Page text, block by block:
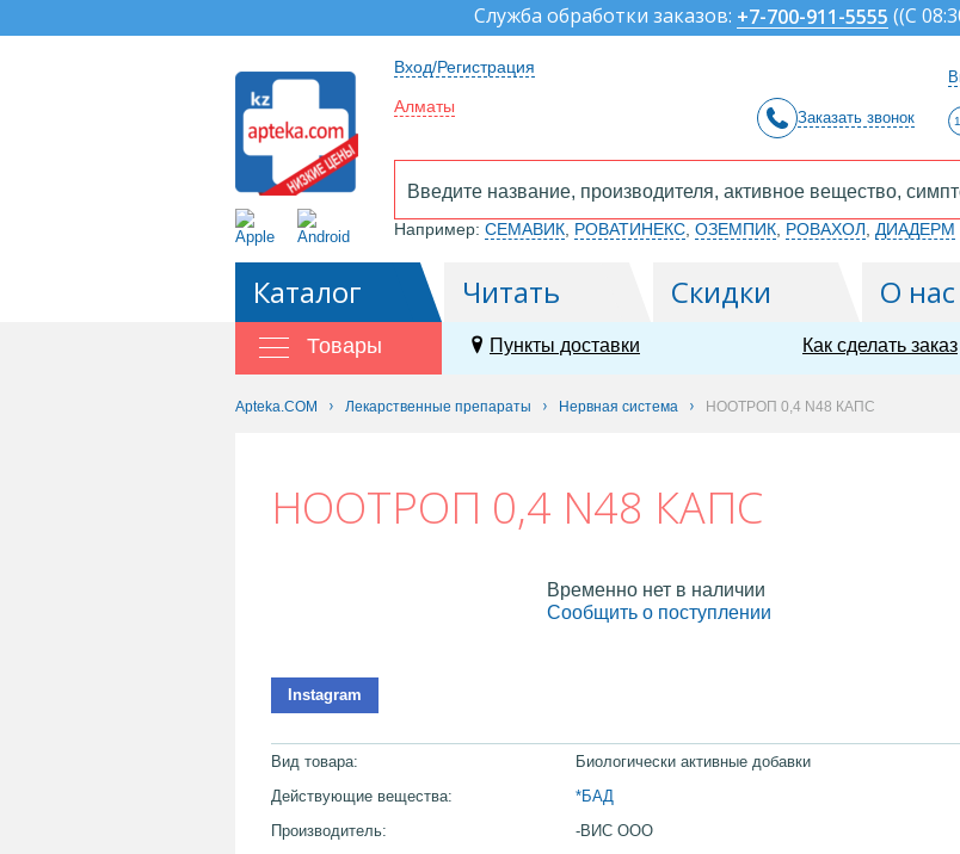
Служба обработки заказов: +7-700-911-5555 ((С
Вход/Регистрация
Алматы
Заказать звонок
Например: СЕМАВИК РОВАТИНЕКС ОЗЕМПИК РОВАХОЛ ДИАДЕРМ
Каталог Читать Скидки О нас
Товары Пункты доставки Как сделать заказ
Apteka.COM Лекарственные препараты Нервная система НООТРОП 0,4 N48 КАПС
НООТРОП 0,4 N48 КАПС
Временно нет в наличии
Сообщить о поступлении
Instagram
Вид товара:
Биологически активные добавки
Действующие вещества:
*БАД
Производитель:
-ВИС ООО